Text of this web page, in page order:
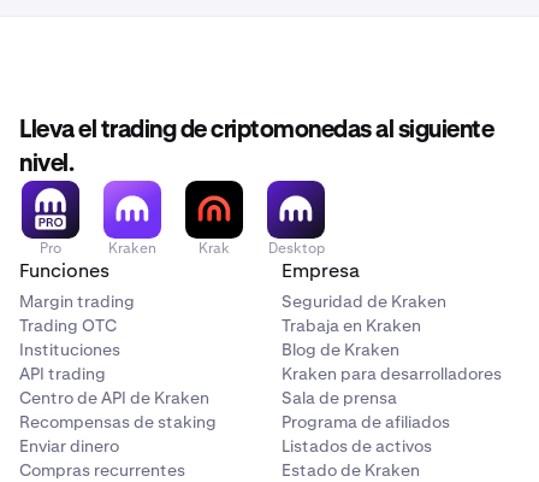
Comprueba si la base se ha declarado al IRS
No marcado
No marcado
3a
Declarado al IRS: Ingresos brutos o
(Ingresos netos - ajustados por la prima de
opciones)
los valores. Los activos digitales no se clasifican
actualmente como valores a efectos de venta de lavado;
sin embargo, las normas fiscales pueden cambiar en el
futuro. Debes consultar a un asesor fiscal para obtener
orientación.
Lleva el trading de criptomonedas al siguiente
nivel.
Pro Kraken Krak Desktop
Funciones
Margin trading
Trading OTC
Instituciones
API trading
Centro de API de Kraken
Recompensas de staking
Enviar dinero
Compras recurrentes
Empresa
Seguridad de Kraken
Trabaja en Kraken
Blog de Kraken
Kraken para desarrolladores
Sala de prensa
Programa de afiliados
Listados de activos
Estado de Kraken